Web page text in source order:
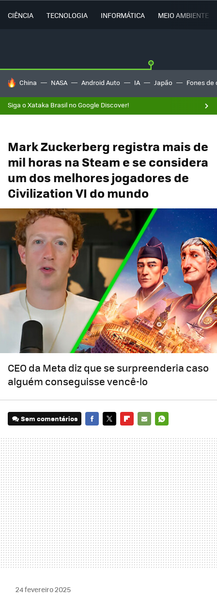
CIÊNCIA TECNOLOGIA INFORMÁTICA MEIO AMBIENTE
TENDÊNCIAS DO DIA
China NASA Android Auto IA Japão Fones de
Siga o Xataka Brasil no Google Discover!
Mark Zuckerberg registra mais de
mil horas na Steam e se considera
um dos melhores jogadores de
Civilization VI do mundo
CEO da Meta diz que se surpreenderia caso
alguém conseguisse vencê-lo
Sem comentários
MAIL
24 fevereiro 2025